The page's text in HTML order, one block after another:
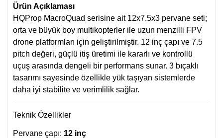
Ürün Açıklaması
HQProp MacroQuad serisine ait 12x7.5x3 pervane seti;
orta ve büyük boy multikopterler ile uzun menzilli FPV
drone platformları için geliştirilmiştir. 12 inç çapı ve 7.5
pitch değeri, güçlü itiş üretimi ile kararlı ve kontrollü
uçuş arasında dengeli bir performans sunar. 3 bıçaklı
tasarımı sayesinde özellikle yük taşıyan sistemlerde
daha iyi stabilite ve verimlilik sağlar.
Teknik Özellikler
Pervane çapı: 12 inç